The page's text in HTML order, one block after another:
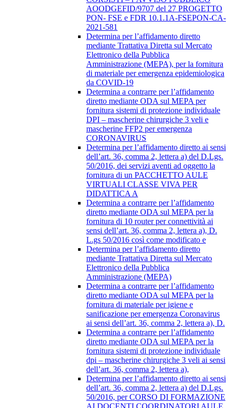
AOODGEFID/9707 del 27 PROGETTO
PON- FSE e FDR 10.1.1A-FSEPON-CA-
2021-581
Determina per l’affidamento diretto
mediante Trattativa Diretta sul Mercato
Elettronico della Pubblica
Amministrazione (MEPA), per la fornitura
di materiale per emergenza epidemiologica
da COVID-19
Determina a contrarre per l’affidamento
diretto mediante ODA sul MEPA per
fornitura sistemi di protezione individuale
DPI – mascherine chirurgiche 3 veli e
mascherine FFP2 per emergenza
CORONAVIRUS
Determina per l’affidamento diretto ai sensi
dell’art. 36, comma 2, lettera a) del D.Lgs.
50/2016, dei servizi aventi ad oggetto la
fornitura di un PACCHETTO AULE
VIRTUALI CLASSE VIVA PER
DIDATTICA A
Determina a contrarre per l’affidamento
diretto mediante ODA sul MEPA per la
fornitura di 10 router per connettività ai
sensi dell’art. 36, comma 2, lettera a), D.
L.gs 50/2016 così come modificato e
Determina per l’affidamento diretto
mediante Trattativa Diretta sul Mercato
Elettronico della Pubblica
Amministrazione (MEPA)
Determina a contrarre per l’affidamento
diretto mediante ODA sul MEPA per la
fornitura di materiale per igiene e
sanificazione per emergenza Coronavirus
ai sensi dell’art. 36, comma 2, lettera a), D.
Determina a contrarre per l’affidamento
diretto mediante ODA sul MEPA per la
fornitura sistemi di protezione individuale
dpi – mascherine chirurgiche 3 veli ai sensi
dell’art. 36, comma 2, lettera a),
Determina per l’affidamento diretto ai sensi
dell’art. 36, comma 2, lettera a) del D.Lgs.
50/2016, per CORSO DI FORMAZIONE